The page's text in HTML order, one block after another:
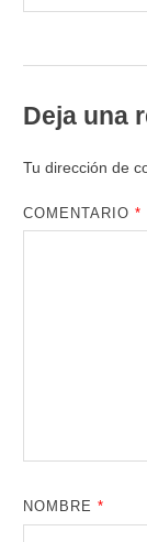
Deja una
Tu dirección de
COMENTARIO*
NOMBRE*